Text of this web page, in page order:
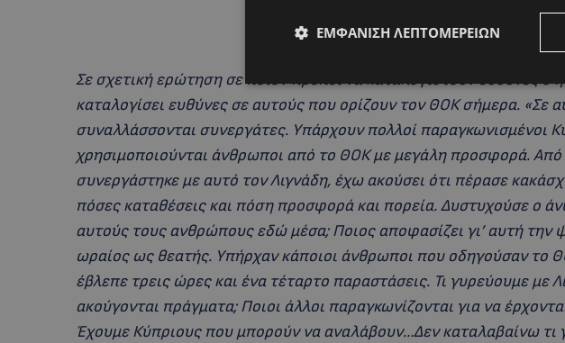
Σε σχετική ερώτηση σε ποιον πρέπει να καταλογιστούν ευθύνες ο
καταλογίσει ευθύνες σε αυτούς που ορίζουν τον ΘΟΚ σήμερα. «Σε
συναλλάσσονται συνεργάτες. Υπάρχουν πολλοί παραγκωνισμένοι
χρησιμοποιούνται άνθρωποι από το ΘΟΚ με μεγάλη προσφορά.
συνεργάστηκε με αυτό τον Λιγνάδη, έχω ακούσει ότι πέρασε
πόσες καταθέσεις και πόση προσφορά και πορεία. Δυστυχούσε ο
αυτούς τους ανθρώπους εδώ μέσα; Ποιος αποφασίζει γι’ αυτή την
ωραίος ως θεατής. Υπήρχαν κάποιοι άνθρωποι που οδηγούσαν το
έβλεπε τρεις ώρες και ένα τέταρτο παραστάσεις. Τι γυρεύουμε με
ακούγονται πράγματα; Ποιοι άλλοι παραγκωνίζονται για να
Έχουμε Κύπριους που μπορούν να αναλάβουν…Δεν καταλαβαίνω τι
ΕΜΦΆΝΙΣΗ ΛΕΠΤΟΜΕΡΕΙΏΝ